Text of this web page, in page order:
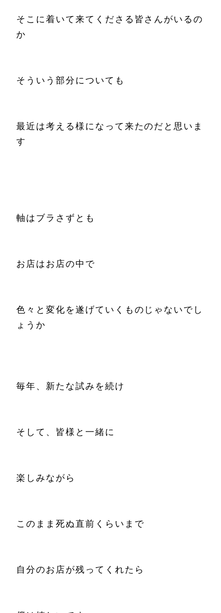
そこに着いて来てくださる皆さんがいるの
か
そういう部分についても
最近は考える様になって来たのだと思いま
す
軸はブラさずとも
お店はお店の中で
色々と変化を遂げていくものじゃないでし
ょうか
毎年、新たな試みを続け
そして、皆様と一緒に
楽しみながら
このまま死ぬ直前くらいまで
自分のお店が残ってくれたら